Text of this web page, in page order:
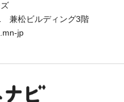
兼松ビルディング3階
jp